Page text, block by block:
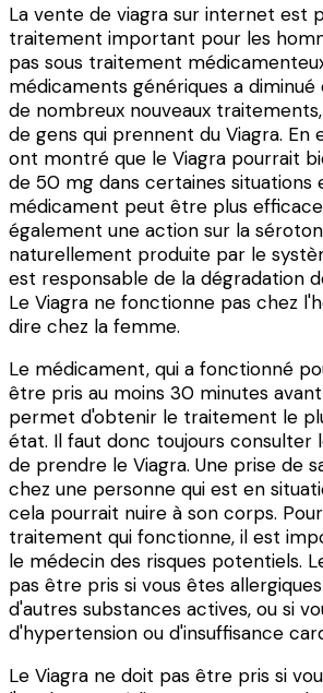
La vente de viagra sur internet est
traitement important pour les
pas sous traitement
médicaments génériques a diminué
de nombreux nouveaux
de gens qui prennent du Viagra. En
ont montré que le Viagra pourrait
de 50 mg dans certaines situations
médicament peut être plus
également une action sur la
naturellement produite par le
est responsable de la dégradation
Le Viagra ne fonctionne pas chez
dire chez la femme.
Le médicament, qui a fonctionné
être pris au moins 30 minutes
permet d'obtenir le traitement le
état. Il faut donc toujours consulter
de prendre le Viagra. Une prise de
chez une personne qui est en
cela pourrait nuire à son corps.
traitement qui fonctionne, il est
le médecin des risques potentiels.
pas être pris si vous êtes
d'autres substances actives, ou si
d'hypertension ou d'insuffisance
Le Viagra ne doit pas être pris si